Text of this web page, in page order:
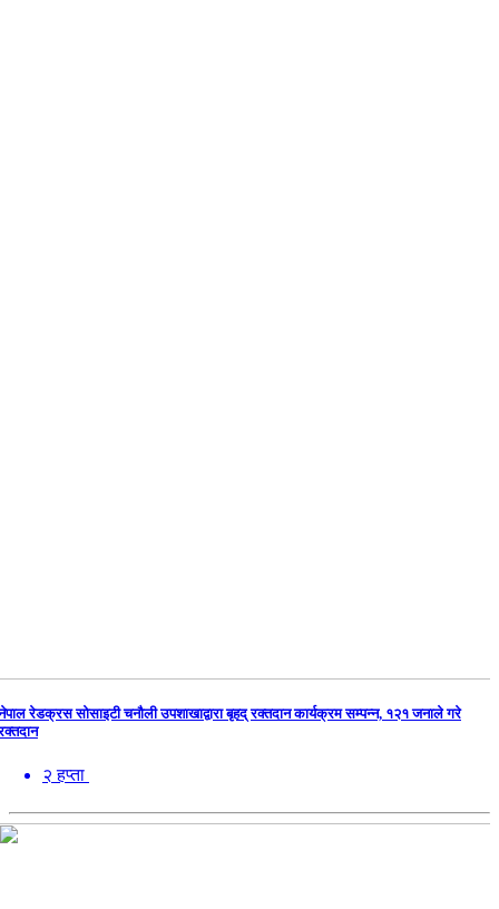
रेडक्रस सोसाइटी चनौली उपशाखाद्वारा बृहद् रक्तदान कार्यक्रम सम्पन्न, १२१ जनाले गरे
२ हप्ता